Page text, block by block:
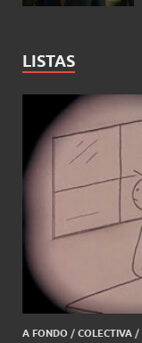
LISTAS
A FONDO / COLECTIVA /